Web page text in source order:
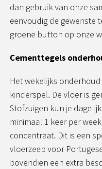
dan gebruik van onze
eenvoudig de gewenste
groene button op onze
Cementtegels
Het wekelijks
kinderspel. De vloer is
Stofzuigen kun je
minimaal 1 keer per
concentraat. Dit is een
vloerzeep voor
bovendien een extra